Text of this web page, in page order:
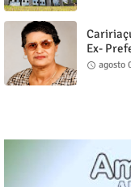
Ex-
agosto